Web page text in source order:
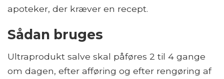
apoteker, der kræver en recept.
Sådan bruges
Ultraprodukt salve skal påføres 2 til 4 gange
om dagen, efter afføring og efter rengøring af